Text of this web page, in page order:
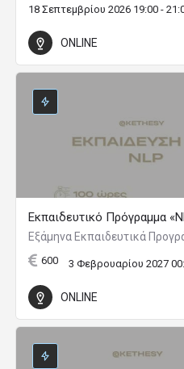
18 Σεπτεμβρίου 2026 19:00 -
ONLINE
Εκπαιδευτικό Πρόγραμμα
Εξάμηνα Εκπαιδευτικά
600 3 Φεβρουαρίου 2027
ONLINE